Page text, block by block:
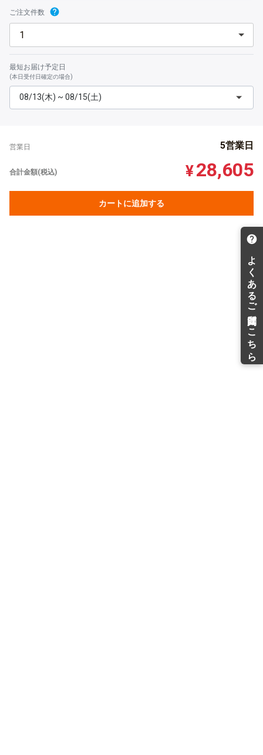
ご注文件数
最短お届け予定日
(本日受付日確定の場合)
08/13(木) ~ 08/15(土)
営業日 5営業日
合計金額(税込) ¥28,605
カートに追加する